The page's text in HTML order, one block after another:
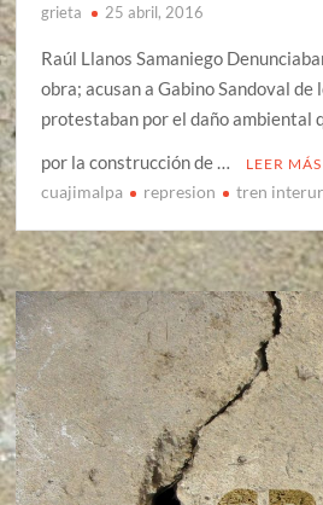
grieta 25 abril, 2016
Raúl Llanos Samaniego
obra; acusan a Gabino Sandoval de
protestaban por el daño ambiental
por la construcción de …
LEER MÁS
cuajimalpa represion tren